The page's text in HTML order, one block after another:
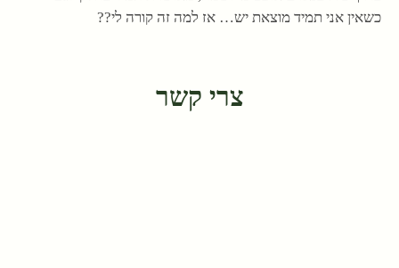
כשאין אני תמיד מוצאת יש… אז למה זה קורה לי??
צרי קשר